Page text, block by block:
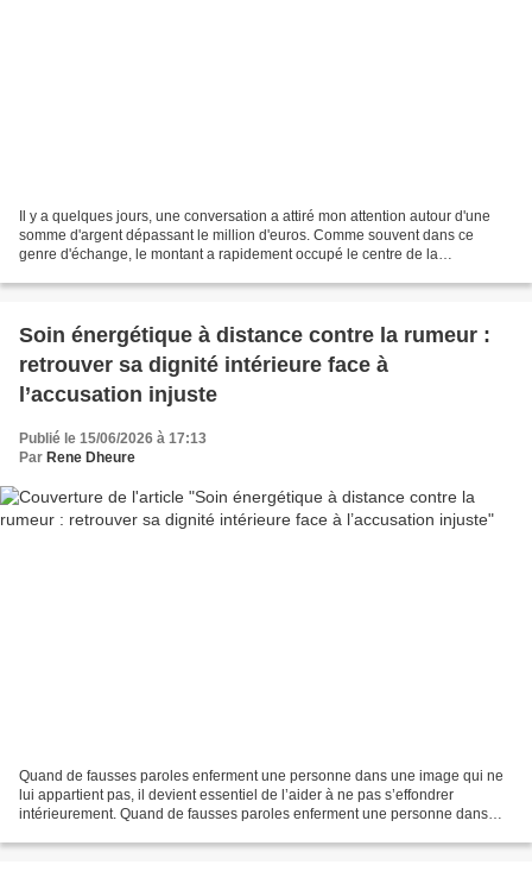
Il y a quelques jours, une conversation a attiré mon attention autour d'une
somme d'argent dépassant le million d'euros. Comme souvent dans ce
genre d'échange, le montant a rapidement occupé le centre de la
Soin énergétique à distance contre la rumeur :
retrouver sa dignité intérieure face à
l’accusation injuste
Publié le 15/06/2026 à 17:13
Par Rene Dheure
Quand de fausses paroles enferment une personne dans une image qui ne
lui appartient pas, il devient essentiel de l’aider à ne pas s’effondrer
intérieurement. Quand de fausses paroles enferment une personne dans